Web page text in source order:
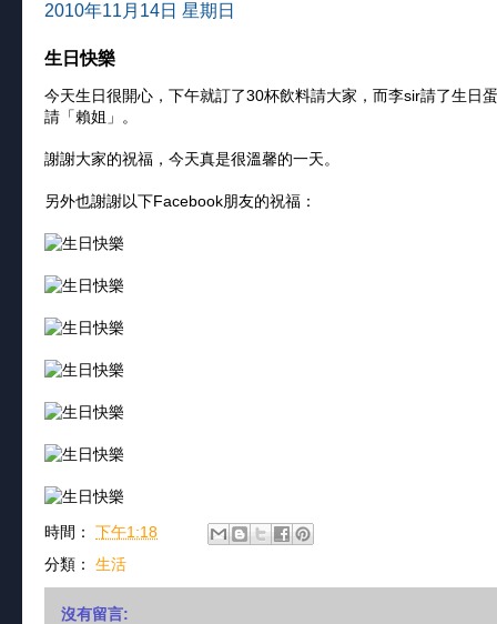
2010年11月14日 星期日
生日快樂
今天生日很開心，下午就訂了30杯飲料請大家，而李sir請了生日
請「賴姐」。
謝謝大家的祝福，今天真是很溫馨的一天。
另外也謝謝以下Facebook朋友的祝福：
時間： 下午1:18
分類： 生活
沒有留言: